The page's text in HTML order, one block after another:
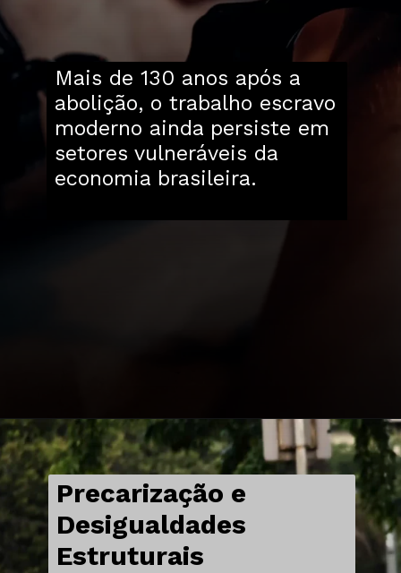
Mais de 130 anos após a
abolição, o trabalho escravo
moderno ainda persiste em
setores vulneráveis da
economia brasileira.
Precarização e
Desigualdades
Estruturais